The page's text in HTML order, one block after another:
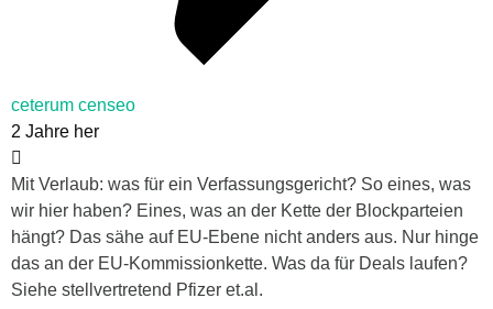
ceterum censeo
2 Jahre her
Mit Verlaub: was für ein Verfassungsgericht? So eines, was
wir hier haben? Eines, was an der Kette der Blockparteien
hängt? Das sähe auf EU-Ebene nicht anders aus. Nur hinge
das an der EU-Kommissionkette. Was da für Deals laufen?
Siehe stellvertretend Pfizer et.al.